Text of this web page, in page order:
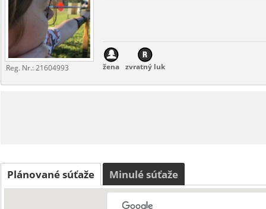
Reg. Nr.:21604993 žena zvratný luk
Plánované súťaže Minulé súťaže